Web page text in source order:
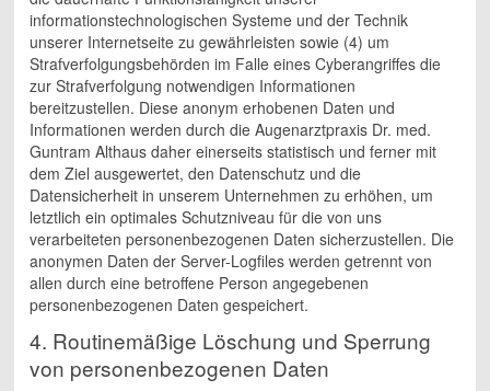
informationstechnologischen Systeme und der Technik
unserer Internetseite zu gewährleisten sowie (4) um
Strafverfolgungsbehörden im Falle eines Cyberangriffes die
zur Strafverfolgung notwendigen Informationen
bereitzustellen. Diese anonym erhobenen Daten und
Informationen werden durch die Augenarztpraxis Dr. med.
Guntram Althaus daher einerseits statistisch und ferner mit
dem Ziel ausgewertet, den Datenschutz und die
Datensicherheit in unserem Unternehmen zu erhöhen, um
letztlich ein optimales Schutzniveau für die von uns
verarbeiteten personenbezogenen Daten sicherzustellen. Die
anonymen Daten der Server-Logfiles werden getrennt von
allen durch eine betroffene Person angegebenen
personenbezogenen Daten gespeichert.
4. Routinemäßige Löschung und Sperrung
von personenbezogenen Daten